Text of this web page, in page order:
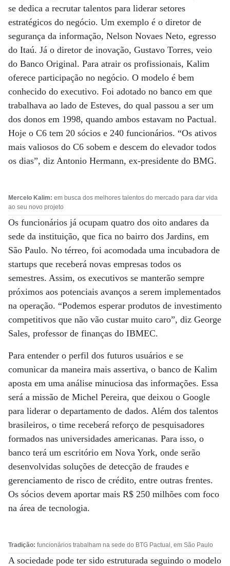
se dedica a recrutar talentos para liderar setores
estratégicos do negócio. Um exemplo é o diretor de
segurança da informação, Nelson Novaes Neto, egresso
do Itaú. Já o diretor de inovação, Gustavo Torres, veio
do Banco Original. Para atrair os profissionais, Kalim
oferece participação no negócio. O modelo é bem
conhecido do executivo. Foi adotado no banco em que
trabalhava ao lado de Esteves, do qual passou a ser um
dos donos em 1998, quando ambos estavam no Pactual.
Hoje o C6 tem 20 sócios e 240 funcionários. “Os ativos
mais valiosos do C6 sobem e descem do elevador todos
os dias”, diz Antonio Hermann, ex-presidente do BMG.
Mercelo Kalim: em busca dos melhores talentos do mercado para dar vida
ao seu novo projeto
Os funcionários já ocupam quatro dos oito andares da
sede da instituição, que fica no bairro dos Jardins, em
São Paulo. No térreo, foi acomodada uma incubadora de
startups que receberá novas empresas todos os
semestres. Assim, os executivos se manterão sempre
próximos aos potenciais avanços a serem implementados
na operação. “Podemos esperar produtos de investimento
competitivos que não vão custar muito caro”, diz George
Sales, professor de finanças do IBMEC.
Para entender o perfil dos futuros usuários e se
comunicar da maneira mais assertiva, o banco de Kalim
aposta em uma análise minuciosa das informações. Essa
será a missão de Michel Pereira, que deixou o Google
para liderar o departamento de dados. Além dos talentos
brasileiros, o time receberá reforço de pesquisadores
formados nas universidades americanas. Para isso, o
banco terá um escritório em Nova York, onde serão
desenvolvidas soluções de detecção de fraudes e
gerenciamento de risco de crédito, entre outras frentes.
Os sócios devem aportar mais R$ 250 milhões com foco
na área de tecnologia.
Tradição: funcionários trabalham na sede do BTG Pactual, em São Paulo
A sociedade pode ter sido estruturada seguindo o modelo